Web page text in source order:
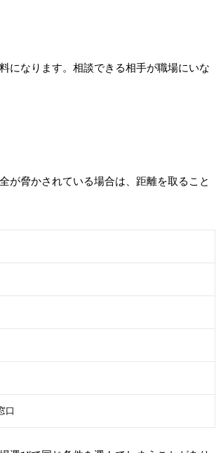
になります。相談できる相手が職場にいな
が脅かされている場合は、距離を取ること
口